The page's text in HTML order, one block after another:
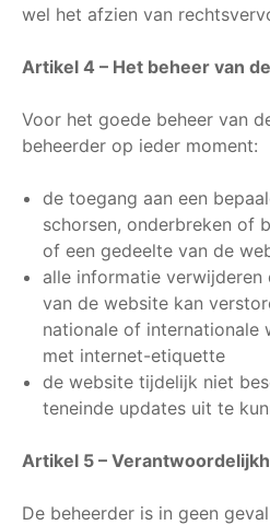
wel het afzien van
Artikel 4 – Het beheer van
Voor het goede beheer van
beheerder op ieder moment:
de toegang aan een
schorsen, onderbreken of
of een gedeelte van de
alle informatie verwijderen
van de website kan
nationale of
met internet-etiquette
de website tijdelijk niet
teneinde updates uit te
Artikel 5 –
De beheerder is in geen